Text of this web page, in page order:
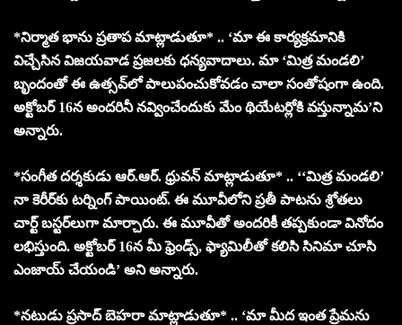
*నిర్మాత భాను ప్రతాప మాట్లాడుతూ* .. ‘మా ఈ కార్యక్రమానికి
విచ్చేసిన విజయవాడ ప్రజలకు ధన్యవాదాలు. మా ‘మిత్ర మండలి’
బృందంతో ఈ ఉత్సవ్‌లో పాలుపంచుకోవడం చాలా సంతోషంగా ఉంది.
అక్టోబర్ 16న అందరినీ నవ్వించేందుకు మేం థియేటర్లోకి వస్తున్నామ’ని
అన్నారు.
*సంగీత దర్శకుడు ఆర్.ఆర్. ధ్రువన్ మాట్లాడుతూ* .. ‘‘మిత్ర మండలి’
నా కెరీర్‌కు టర్నింగ్ పాయింట్. ఈ మూవీలోని ప్రతీ పాటను శ్రోతలు
చార్ట్ బస్టర్‌లుగా మార్చారు. ఈ మూవీతో అందరికీ తప్పకుండా వినోదం
లభిస్తుంది. అక్టోబర్ 16న మీ ఫ్రెండ్స్, ఫ్యామిలీతో కలిసి సినిమా చూసి
ఎంజాయ్ చేయండి’ అని అన్నారు.
*నటుడు ప్రసాద్ బెహరా మాట్లాడుతూ* .. ‘మా మీద ఇంత ప్రేమను